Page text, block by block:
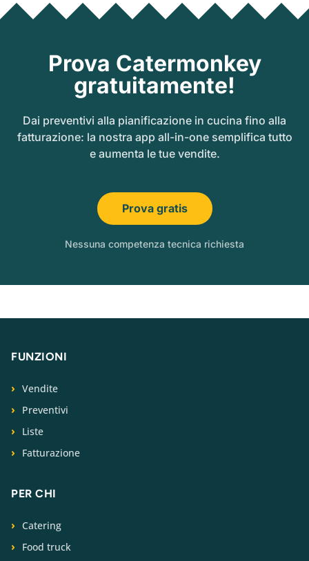
Prova Catermonkey
gratuitamente!
Dai preventivi alla pianificazione in cucina fino alla
fatturazione: la nostra app all-in-one semplifica tutto
e aumenta le tue vendite.
Prova gratis
Nessuna competenza tecnica richiesta
FUNZIONI
Vendite
Preventivi
Liste
Fatturazione
PER CHI
Catering
Food truck